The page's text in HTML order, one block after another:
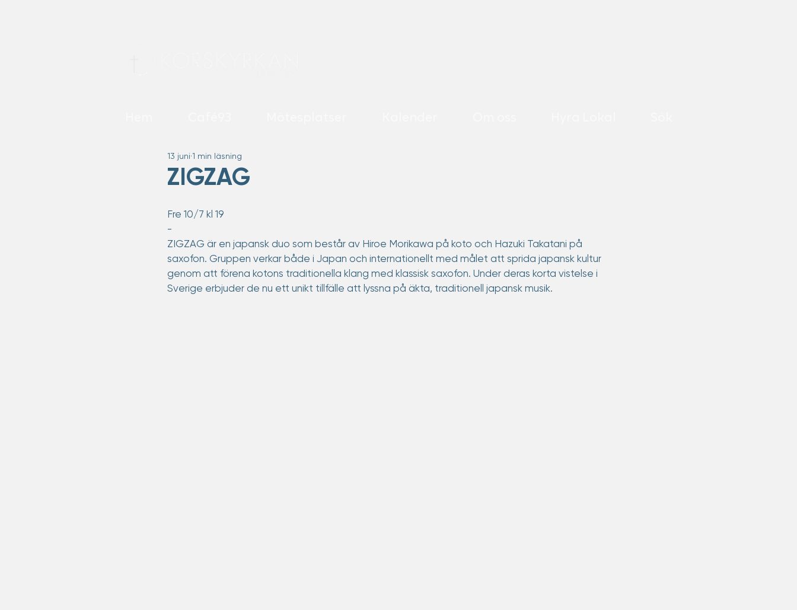
ZIGZAG
13 juni 1 min läsning
Fre 10/7 kl 19
-
ZIGZAG är en japansk duo som består av Hiroe Morikawa på koto och Hazuki Takatani på
saxofon. Gruppen verkar både i Japan och internationellt med målet att sprida japansk kultur
genom att förena kotons traditionella klang med klassisk saxofon. Under deras korta vistelse i
Sverige erbjuder de nu ett unikt tillfälle att lyssna på äkta, traditionell japansk musik.